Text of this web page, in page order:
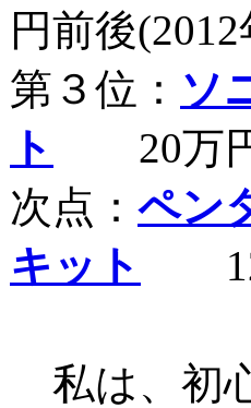
円前後
第３位： ソ
ト
20万
次点： ペン
キット
12
私は、初